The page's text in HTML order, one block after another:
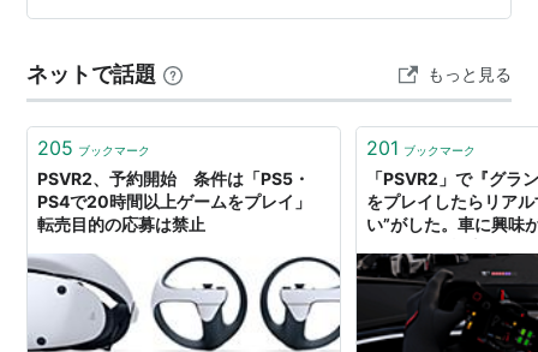
ネットで話題 もっと見る
205 ブックマーク
PSVR2、予約開始 条件は「PS5・
PS4で20時間以上ゲームをプレイ」
転売目的の応募は禁止
201 ブックマーク
「PSVR2」で『グラ
をプレイしたらリア
い”がした。車に興味
体験」をプレイレポ